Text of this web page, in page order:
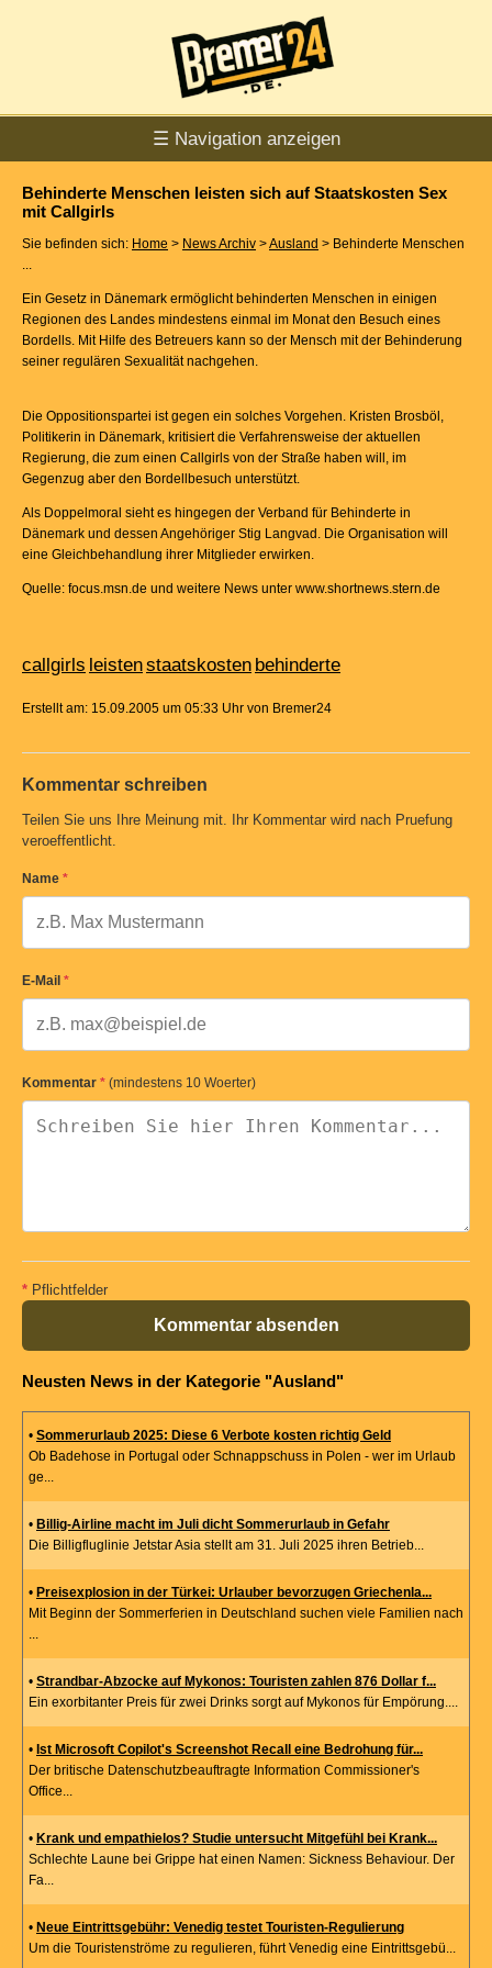
☰ Navigation anzeigen
Behinderte Menschen leisten sich auf Staatskosten Sex
mit Callgirls
Sie befinden sich: Home > News Archiv >Ausland > Behinderte Menschen
...
Ein Gesetz in Dänemark ermöglicht behinderten Menschen in einigen
Regionen des Landes mindestens einmal im Monat den Besuch eines
Bordells. Mit Hilfe des Betreuers kann so der Mensch mit der Behinderung
seiner regulären Sexualität nachgehen.
Die Oppositionspartei ist gegen ein solches Vorgehen. Kristen Brosböl,
Politikerin in Dänemark, kritisiert die Verfahrensweise der aktuellen
Regierung, die zum einen Callgirls von der Straße haben will, im
Gegenzug aber den Bordellbesuch unterstützt.
Als Doppelmoral sieht es hingegen der Verband für Behinderte in
Dänemark und dessen Angehöriger Stig Langvad. Die Organisation will
eine Gleichbehandlung ihrer Mitglieder erwirken.
Quelle: focus.msn.de und weitere News unter www.shortnews.stern.de
callgirls leistenstaatskosten behinderte
Erstellt am: 15.09.2005 um 05:33 Uhr von Bremer24
Kommentar schreiben
Teilen Sie uns Ihre Meinung mit. Ihr Kommentar wird nach Pruefung
veroeffentlicht.
Name *
E-Mail *
Kommentar * (mindestens 10 Woerter)
* Pflichtfelder
Kommentar absenden
Neusten News in der Kategorie "Ausland"
• Sommerurlaub 2025: Diese 6 Verbote kosten richtig Geld
Ob Badehose in Portugal oder Schnappschuss in Polen - wer im Urlaub
ge...
• Billig-Airline macht im Juli dicht Sommerurlaub in Gefahr
Die Billigfluglinie Jetstar Asia stellt am 31. Juli 2025 ihren Betrieb...
• Preisexplosion in der Türkei: Urlauber bevorzugen Griechenla...
Mit Beginn der Sommerferien in Deutschland suchen viele Familien nach
...
• Strandbar-Abzocke auf Mykonos: Touristen zahlen 876 Dollar f...
Ein exorbitanter Preis für zwei Drinks sorgt auf Mykonos für Empörung....
• Ist Microsoft Copilot's Screenshot Recall eine Bedrohung für...
Der britische Datenschutzbeauftragte Information Commissioner's
Office...
• Krank und empathielos? Studie untersucht Mitgefühl bei Krank...
Schlechte Laune bei Grippe hat einen Namen: Sickness Behaviour. Der
Fa...
• Neue Eintrittsgebühr: Venedig testet Touristen-Regulierung
Um die Touristenströme zu regulieren, führt Venedig eine Eintrittsgebü...